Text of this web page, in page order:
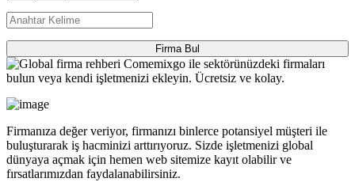
Firma Bul
Firmanıza değer veriyor, firmanızı binlerce potansiyel müşteri ile
buluşturarak iş hacminizi arttırıyoruz. Sizde işletmenizi global
dünyaya açmak için hemen web sitemize kayıt olabilir ve
fırsatlarımızdan faydalanabilirsiniz.